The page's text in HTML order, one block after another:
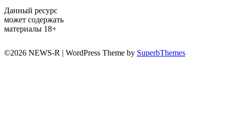
Данный ресурс
может содержать
материалы 18+
©2026 NEWS-R | WordPress Theme by SuperbThemes